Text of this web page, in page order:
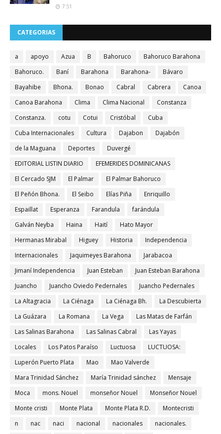
7:51
CATEGORIAS
a apoyo Azua B Bahoruco
Bahoruco Barahona
Bahoruco.
Baní Barahona Barahona-
Bávaro
Bayahibe
Bhona. Bonao Cabral Cabrera
Canoa
Canoa Barahona
Clima Clima Nacional
Constanza
Constanza.
cotu Cotui Cristóbal
Cuba
Cuba Internacionales
Cultura Dajabon
Dajabón
de la Maguana
Deportes
Duvergé
EDITORIAL LISTIN DIARIO
EFEMERIDES DOMINICANAS
El Cercado SJM
El Palmar
El Palmar Bahoruco
El Peñón Bhona.
El Seibo Elías Piña
Enriquillo
Espaillat
Esperanza Farandula
farándula
Galván Neyba
Haina Haití
Hato Mayor
Hermanas Mirabal
Higuey Historia
Independencia
Internacionales
Jaquimeyes Barahona
Jarabacoa
Jimaní Independencia
Juan Esteban
Juan Esteban Barahona
Juancho
Juancho Oviedo Pedernales
Juancho Pedernales
La Altagracia
La Ciénaga La Ciénaga Bh.
La Descubierta
La Guázara
La Romana La Vega
Las Matas de Farfán
Las Salinas Barahona
Las Salinas Cabral
Las Yayas
Locales
Los Patos Paraíso Luctuosa
LUCTUOSA:
Luperón Puerto Plata
Mao
Mao Valverde
Mara Trinidad Sánchez
María Trinidad sánchez
Mensaje
Moca
mons. Nouel monseñor Nouel
Monseñor Nouel
Monte cristi
Monte Plata Monte Plata R.D.
Montecristi
n
nac naci nacional nacionales
nacionales.